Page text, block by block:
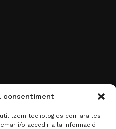
consentiment
tecnologies com ara les
i/o accedir a la informació